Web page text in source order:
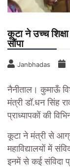
कूटा ने उच्च
सौंपा
Janbhadas
नैनीताल। कुमाऊँ
मंत्री डॉ.धन सिंह
प्राध्यापकों की
कूटा ने मंत्री से
महाविद्यालयों में
इनमें से कई संविदा